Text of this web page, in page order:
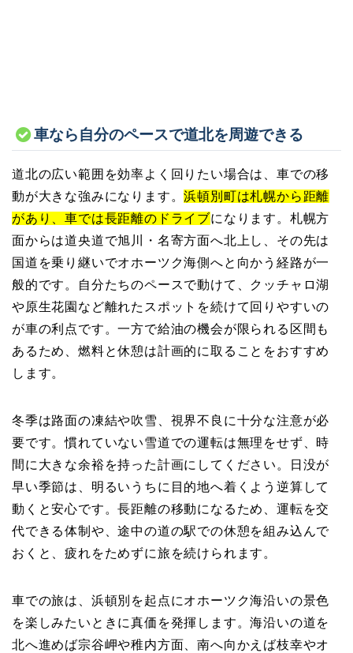
車なら自分のペースで道北を周遊できる
道北の広い範囲を効率よく回りたい場合は、車での移
動が大きな強みになります。浜頓別町は札幌から距離
があり、車では長距離のドライブになります。札幌方
面からは道央道で旭川・名寄方面へ北上し、その先は
国道を乗り継いでオホーツク海側へと向かう経路が一
般的です。自分たちのペースで動けて、クッチャロ湖
や原生花園など離れたスポットを続けて回りやすいの
が車の利点です。一方で給油の機会が限られる区間も
あるため、燃料と休憩は計画的に取ることをおすすめ
します。
冬季は路面の凍結や吹雪、視界不良に十分な注意が必
要です。慣れていない雪道での運転は無理をせず、時
間に大きな余裕を持った計画にしてください。日没が
早い季節は、明るいうちに目的地へ着くよう逆算して
動くと安心です。長距離の移動になるため、運転を交
代できる体制や、途中の道の駅での休憩を組み込んで
おくと、疲れをためずに旅を続けられます。
車での旅は、浜頓別を起点にオホーツク海沿いの景色
を楽しみたいときに真価を発揮します。海沿いの道を
北へ進めば宗谷岬や稚内方面、南へ向かえば枝幸やオ